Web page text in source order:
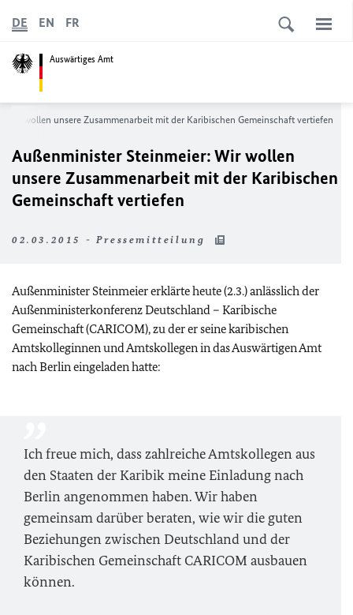
Auswärtiges Amt
DE EN FR
Wir wollen unsere Zusammenarbeit mit der Karibischen Gemeinschaft vertiefen
Außenminister Steinmeier: Wir wollen
unsere Zusammenarbeit mit der Karibischen
Gemeinschaft vertiefen
02.03.2015 - Pressemitteilung
Außenminister Steinmeier erklärte heute (2.3.) anlässlich der
Außenministerkonferenz Deutschland – Karibische
Gemeinschaft (CARICOM), zu der er seine karibischen
Amtskolleginnen und Amtskollegen in das Auswärtigen Amt
nach Berlin eingeladen hatte:
Ich freue mich, dass zahlreiche Amtskollegen aus
den Staaten der Karibik meine Einladung nach
Berlin angenommen haben. Wir haben
gemeinsam darüber beraten, wie wir die guten
Beziehungen zwischen Deutschland und der
Karibischen Gemeinschaft CARICOM ausbauen
können.